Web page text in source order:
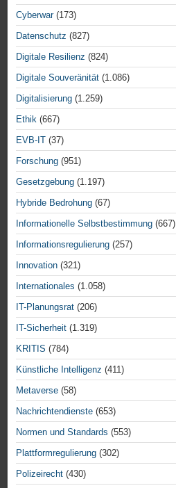
Cyberwar(173)
Datenschutz (827)
Digitale Resilienz (824)
Digitale Souveränität (1.086)
Digitalisierung (1.259)
Ethik (667)
EVB-IT (37)
Forschung (951)
Gesetzgebung (1.197)
Hybride Bedrohung (67)
Informationelle Selbstbestimmung (667)
Informationsregulierung (257)
Innovation (321)
Internationales (1.058)
IT-Planungsrat (206)
IT-Sicherheit (1.319)
KRITIS (784)
Künstliche Intelligenz (411)
Metaverse (58)
Nachrichtendienste (653)
Normen und Standards (553)
Plattformregulierung (302)
Polizeirecht (430)